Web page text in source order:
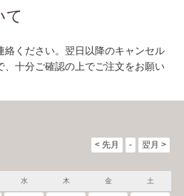
て
絡ください。翌日以降のキャンセル
、十分ご確認の上でご注文をお願い
水 木 金 土